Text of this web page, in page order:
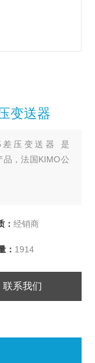
变送器
差压变送器 是
品，法国KIMO公
： 经销商
： 1914
联系我们